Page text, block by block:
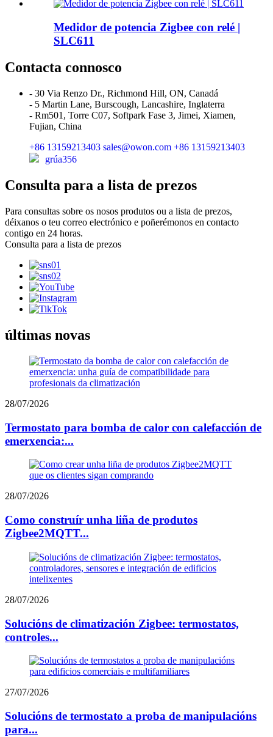
Medidor de potencia Zigbee con relé |
SLC611
Contacta connosco
- 30 Via Renzo Dr., Richmond Hill, ON, Canadá
- 5 Martin Lane, Burscough, Lancashire, Inglaterra
- Rm501, Torre C07, Softpark Fase 3, Jimei, Xiamen,
Fujian, China
+86 13159213403 sales@owon.com +86 13159213403
grúa356
Consulta para a lista de prezos
Para consultas sobre os nosos produtos ou a lista de prezos,
déixanos o teu correo electrónico e poñerémonos en contacto
contigo en 24 horas.
Consulta para a lista de prezos
últimas novas
28/07/2026
Termostato para bomba de calor con calefacción de
emerxencia:...
28/07/2026
Como construír unha liña de produtos
Zigbee2MQTT...
28/07/2026
Solucións de climatización Zigbee: termostatos,
controles...
27/07/2026
Solucións de termostato a proba de manipulacións
para...